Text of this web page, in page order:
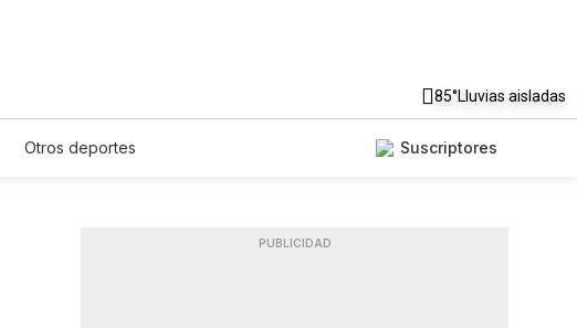
85°Lluvias aisladas
Otros deportes Suscriptores
PUBLICIDAD